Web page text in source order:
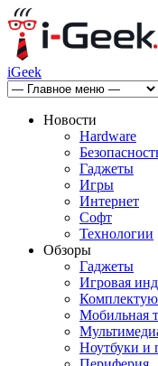
iGeek
Новости
Hardware
Гаджеты
Игры
Интернет
Софт
Технологии
Обзоры
Гаджеты
Игровая
Мобильная
Ноутбуки и